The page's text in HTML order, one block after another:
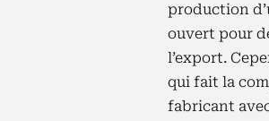
production
ouvert pour
l’export.
qui fait la
fabricant